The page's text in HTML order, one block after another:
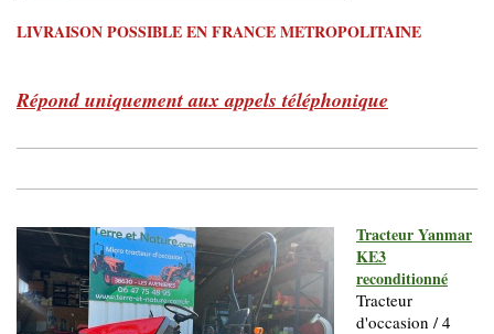
LIVRAISON POSSIBLE EN FRANCE METROPOLITAINE
Répond uniquement aux appels téléphonique
Tracteur Yanmar
KE3
reconditionné
Tracteur
d'occasion / 4